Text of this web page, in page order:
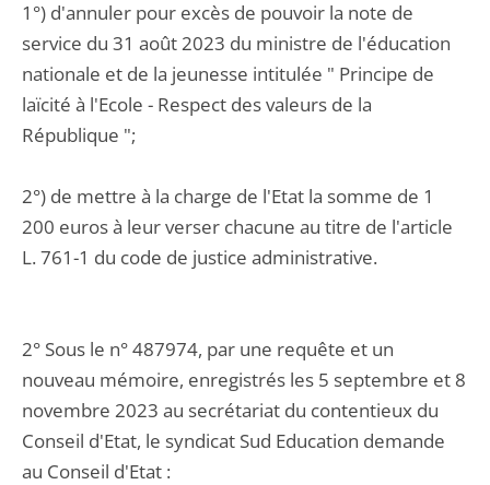
1°) d'annuler pour excès de pouvoir la note de
service du 31 août 2023 du ministre de l'éducation
nationale et de la jeunesse intitulée " Principe de
laïcité à l'Ecole - Respect des valeurs de la
République ";
2°) de mettre à la charge de l'Etat la somme de 1
200 euros à leur verser chacune au titre de l'article
L. 761-1 du code de justice administrative.
2° Sous le n° 487974, par une requête et un
nouveau mémoire, enregistrés les 5 septembre et 8
novembre 2023 au secrétariat du contentieux du
Conseil d'Etat, le syndicat Sud Education demande
au Conseil d'Etat :